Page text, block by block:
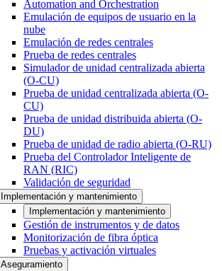
Automation and Orchestration
Emulación de equipos de usuario en la
nube
Emulación de redes centrales
Prueba de redes centrales
Simulador de unidad centralizada abierta
(O-CU)
Prueba de unidad centralizada abierta (O-
CU)
Prueba de unidad distribuida abierta (O-
DU)
Prueba de unidad de radio abierta (O-RU)
Prueba del Controlador Inteligente de
RAN (RIC)
Validación de seguridad
Implementación y mantenimiento
Implementación y mantenimiento
Gestión de instrumentos y de datos
Monitorización de fibra óptica
Pruebas y activación virtuales
Aseguramiento